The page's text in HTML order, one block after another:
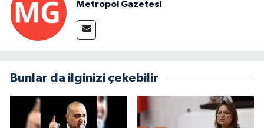
Metropol Gazetesi
Bunlar da ilginizi çekebilir